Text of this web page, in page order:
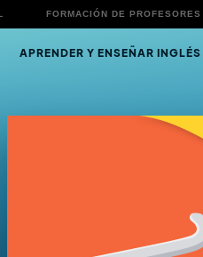
FORMACIÓN DE PROFESORES
APRENDER Y ENSEÑAR INGLÉS